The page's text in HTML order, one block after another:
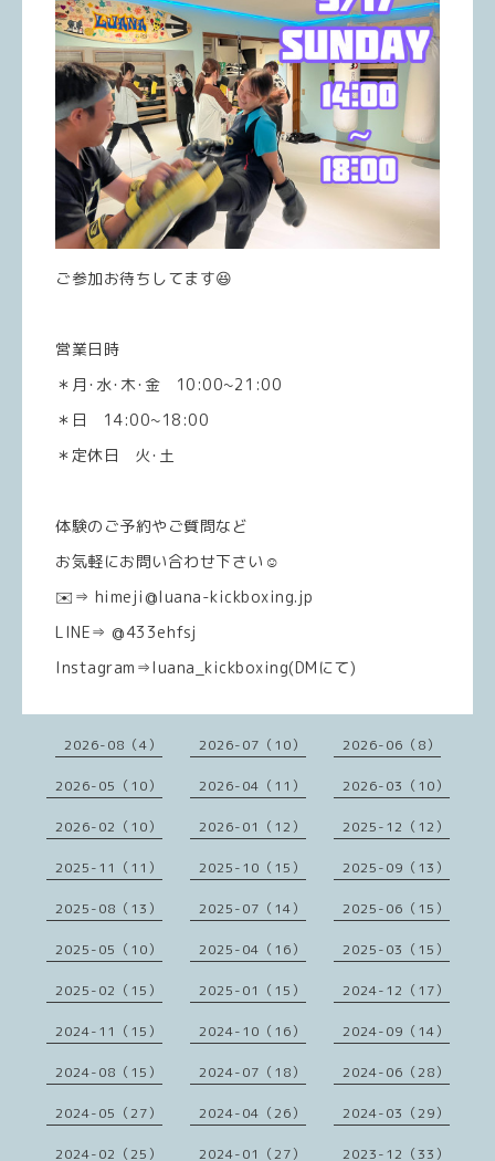
ご参加お待ちしてます😆
営業日時
＊月･水･木･金 10:00~21:00
＊日 14:00~18:00
＊定休日 火･土
体験のご予約やご質問など
お気軽にお問い合わせ下さい☺️
✉️⇒ himeji@luana-kickboxing.jp
LINE⇒ @433ehfsj
Instagram⇒luana_kickboxing(DMにて)
2026-08（4） 2026-07（10） 2026-06（8）
2026-05（10） 2026-04（11） 2026-03（10）
2026-02（10） 2026-01（12） 2025-12（12）
2025-11（11） 2025-10（15） 2025-09（13）
2025-08（13） 2025-07（14） 2025-06（15）
2025-05（10） 2025-04（16） 2025-03（15）
2025-02（15） 2025-01（15） 2024-12（17）
2024-11（15） 2024-10（16） 2024-09（14）
2024-08（15） 2024-07（18） 2024-06（28）
2024-05（27） 2024-04（26） 2024-03（29）
2024-02（25） 2024-01（27） 2023-12（33）